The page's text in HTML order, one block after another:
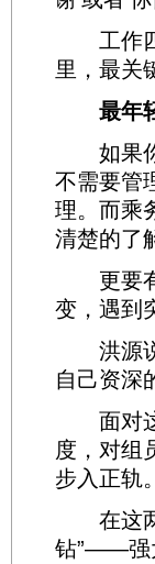
工作四
里，最关
最年
如果你
不需要管
理。而乘
清楚的了
更要有
变，遇到
洪源说
自己资深
面对这
度，对组
步入正轨。
在这两
钻”——强